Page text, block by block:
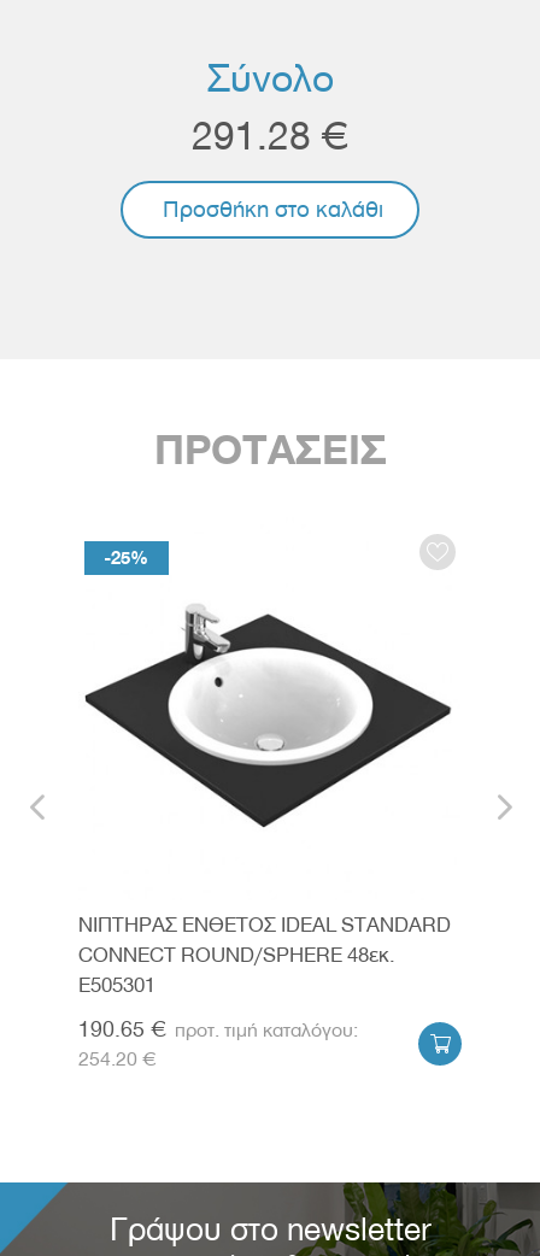
Σύνολο
291.28 €
Προσθήκη στο καλάθι
ΠΡΟΤΑΣΕΙΣ
-25%
ΝΙΠΤΗΡΑΣ ΕΝΘΕΤΟΣ IDEAL STANDARD
CONNECT ROUND/SPHERE 48εκ.
E505301
190.65 €
254.20 €

Γράψου στο newsletter